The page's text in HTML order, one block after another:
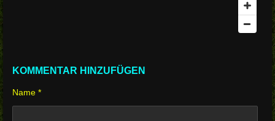
KOMMENTAR HINZUFÜGEN
Name *